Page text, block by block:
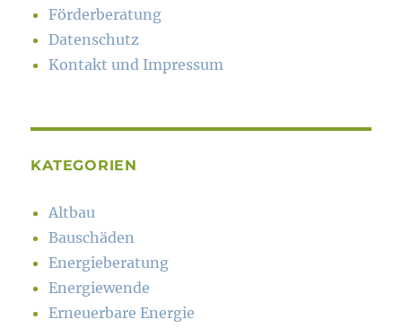
Förderberatung
Datenschutz
Kontakt und Impressum
KATEGORIEN
Altbau
Bauschäden
Energieberatung
Energiewende
Erneuerbare Energie